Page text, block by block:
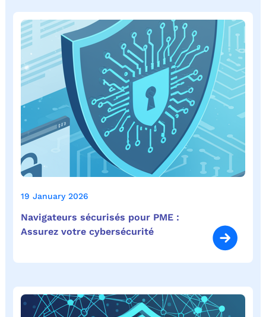
19 January 2026
Navigateurs sécurisés pour PME :
Assurez votre cybersécurité